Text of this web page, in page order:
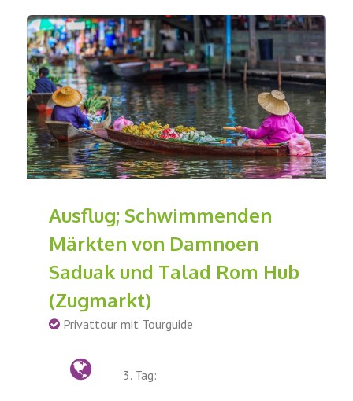
Ausflug; Schwimmenden
Märkten von Damnoen
Saduak und Talad Rom Hub
(Zugmarkt)
Privattour mit Tourguide
3. Tag: